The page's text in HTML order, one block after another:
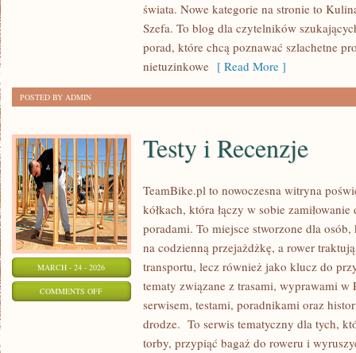
świata. Nowe kategorie na stronie to
Szefa. To blog dla czytelników
porad, które chcą poznawać szlachetne
nietuzinkowe [ Read More ]
POSTED BY ADMIN
MARCH - 24 - 2026
COMMENTS OFFON
Testy i Recenzje
TeamBike.pl to nowoczesna witryna
kółkach, która łączy w sobie
poradami. To miejsce stworzone dla
na codzienną przejażdżkę, a rower
transportu, lecz również jako klucz do
tematy związane z trasami, wyprawami w
serwisem, testami, poradnikami oraz
drodze. To serwis tematyczny dla tych,
torby, przypiąć bagaż do roweru i